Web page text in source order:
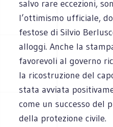
salvo rare eccezioni,
l’ottimismo ufficiale,
festose di Silvio
alloggi. Anche la
favorevoli al governo
la ricostruzione del
stata avviata
come un successo del
della protezione civile.